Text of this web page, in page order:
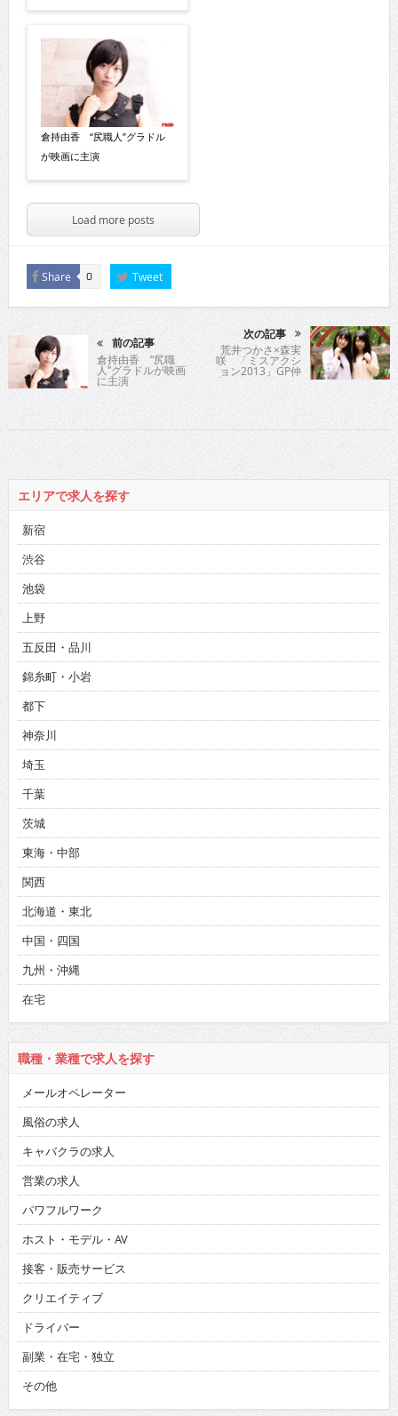
倉持由香 “尻職人”グラドル
が映画に主演
Load more posts
Share 0 Tweet
前の記事
倉持由香 “尻職
人”グラドルが映画
に主演
次の記事
荒井つかさ×森実
咲 「ミスアクシ
ョン2013」GP仲
良しティーンコン
ビのDVD
エリアで求人を探す
新宿
渋谷
池袋
上野
五反田・品川
錦糸町・小岩
都下
神奈川
埼玉
千葉
茨城
東海・中部
関西
北海道・東北
中国・四国
九州・沖縄
在宅
職種・業種で求人を探す
メールオペレーター
風俗の求人
キャバクラの求人
営業の求人
パワフルワーク
ホスト・モデル・AV
接客・販売サービス
クリエイティブ
ドライバー
副業・在宅・独立
その他